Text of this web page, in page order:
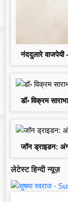
नंददुलारे
डॉ॰ विक्रम
जॉन ड्राइडन:
लेटेस्ट हिन्दी न्यूज़